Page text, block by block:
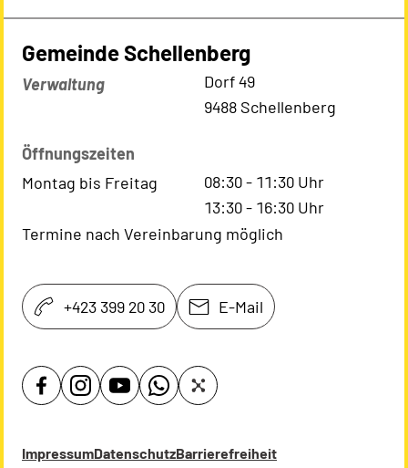
Gemeinde Schellenberg
Verwaltung
Dorf 49
9488 Schellenberg
Öffnungszeiten
Montag bis Freitag
08:30- 11:30 Uhr
13:30- 16:30 Uhr
Termine nach Vereinbarung möglich
+423 399 20 30 E-Mail
ImpressumDatenschutzBarrierefreiheit